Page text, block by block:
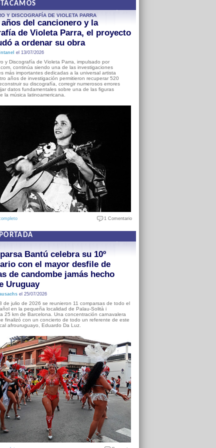
Y DISCOGRAFÍA DE VIOLETA PARRA
del cancionero y la
de Violeta Parra, el proyecto
a ordenar su obra
el 13/07/2026
y Discografía de Violeta Parra, impulsado por
continúa siendo una de las investigaciones
más importantes dedicadas a la universal artista
años de investigación permitieron recuperar 520
su discografía, corregir numerosos errores
datos fundamentales sobre una de las figuras
la música latinoamericana.
1 Comentario
Bantú celebra su 10º
con el mayor desfile de
de candombe jamás hecho
Uruguay
el 25/07/2026
de julio de 2026 se reunieron 11 comparsas de todo el
en la pequeña localidad de Palau-Solità i
25 km de Barcelona. Una concentración carnavalera
finalizó con un concierto de todo un referente de este
afrouruguayo, Eduardo Da Luz.